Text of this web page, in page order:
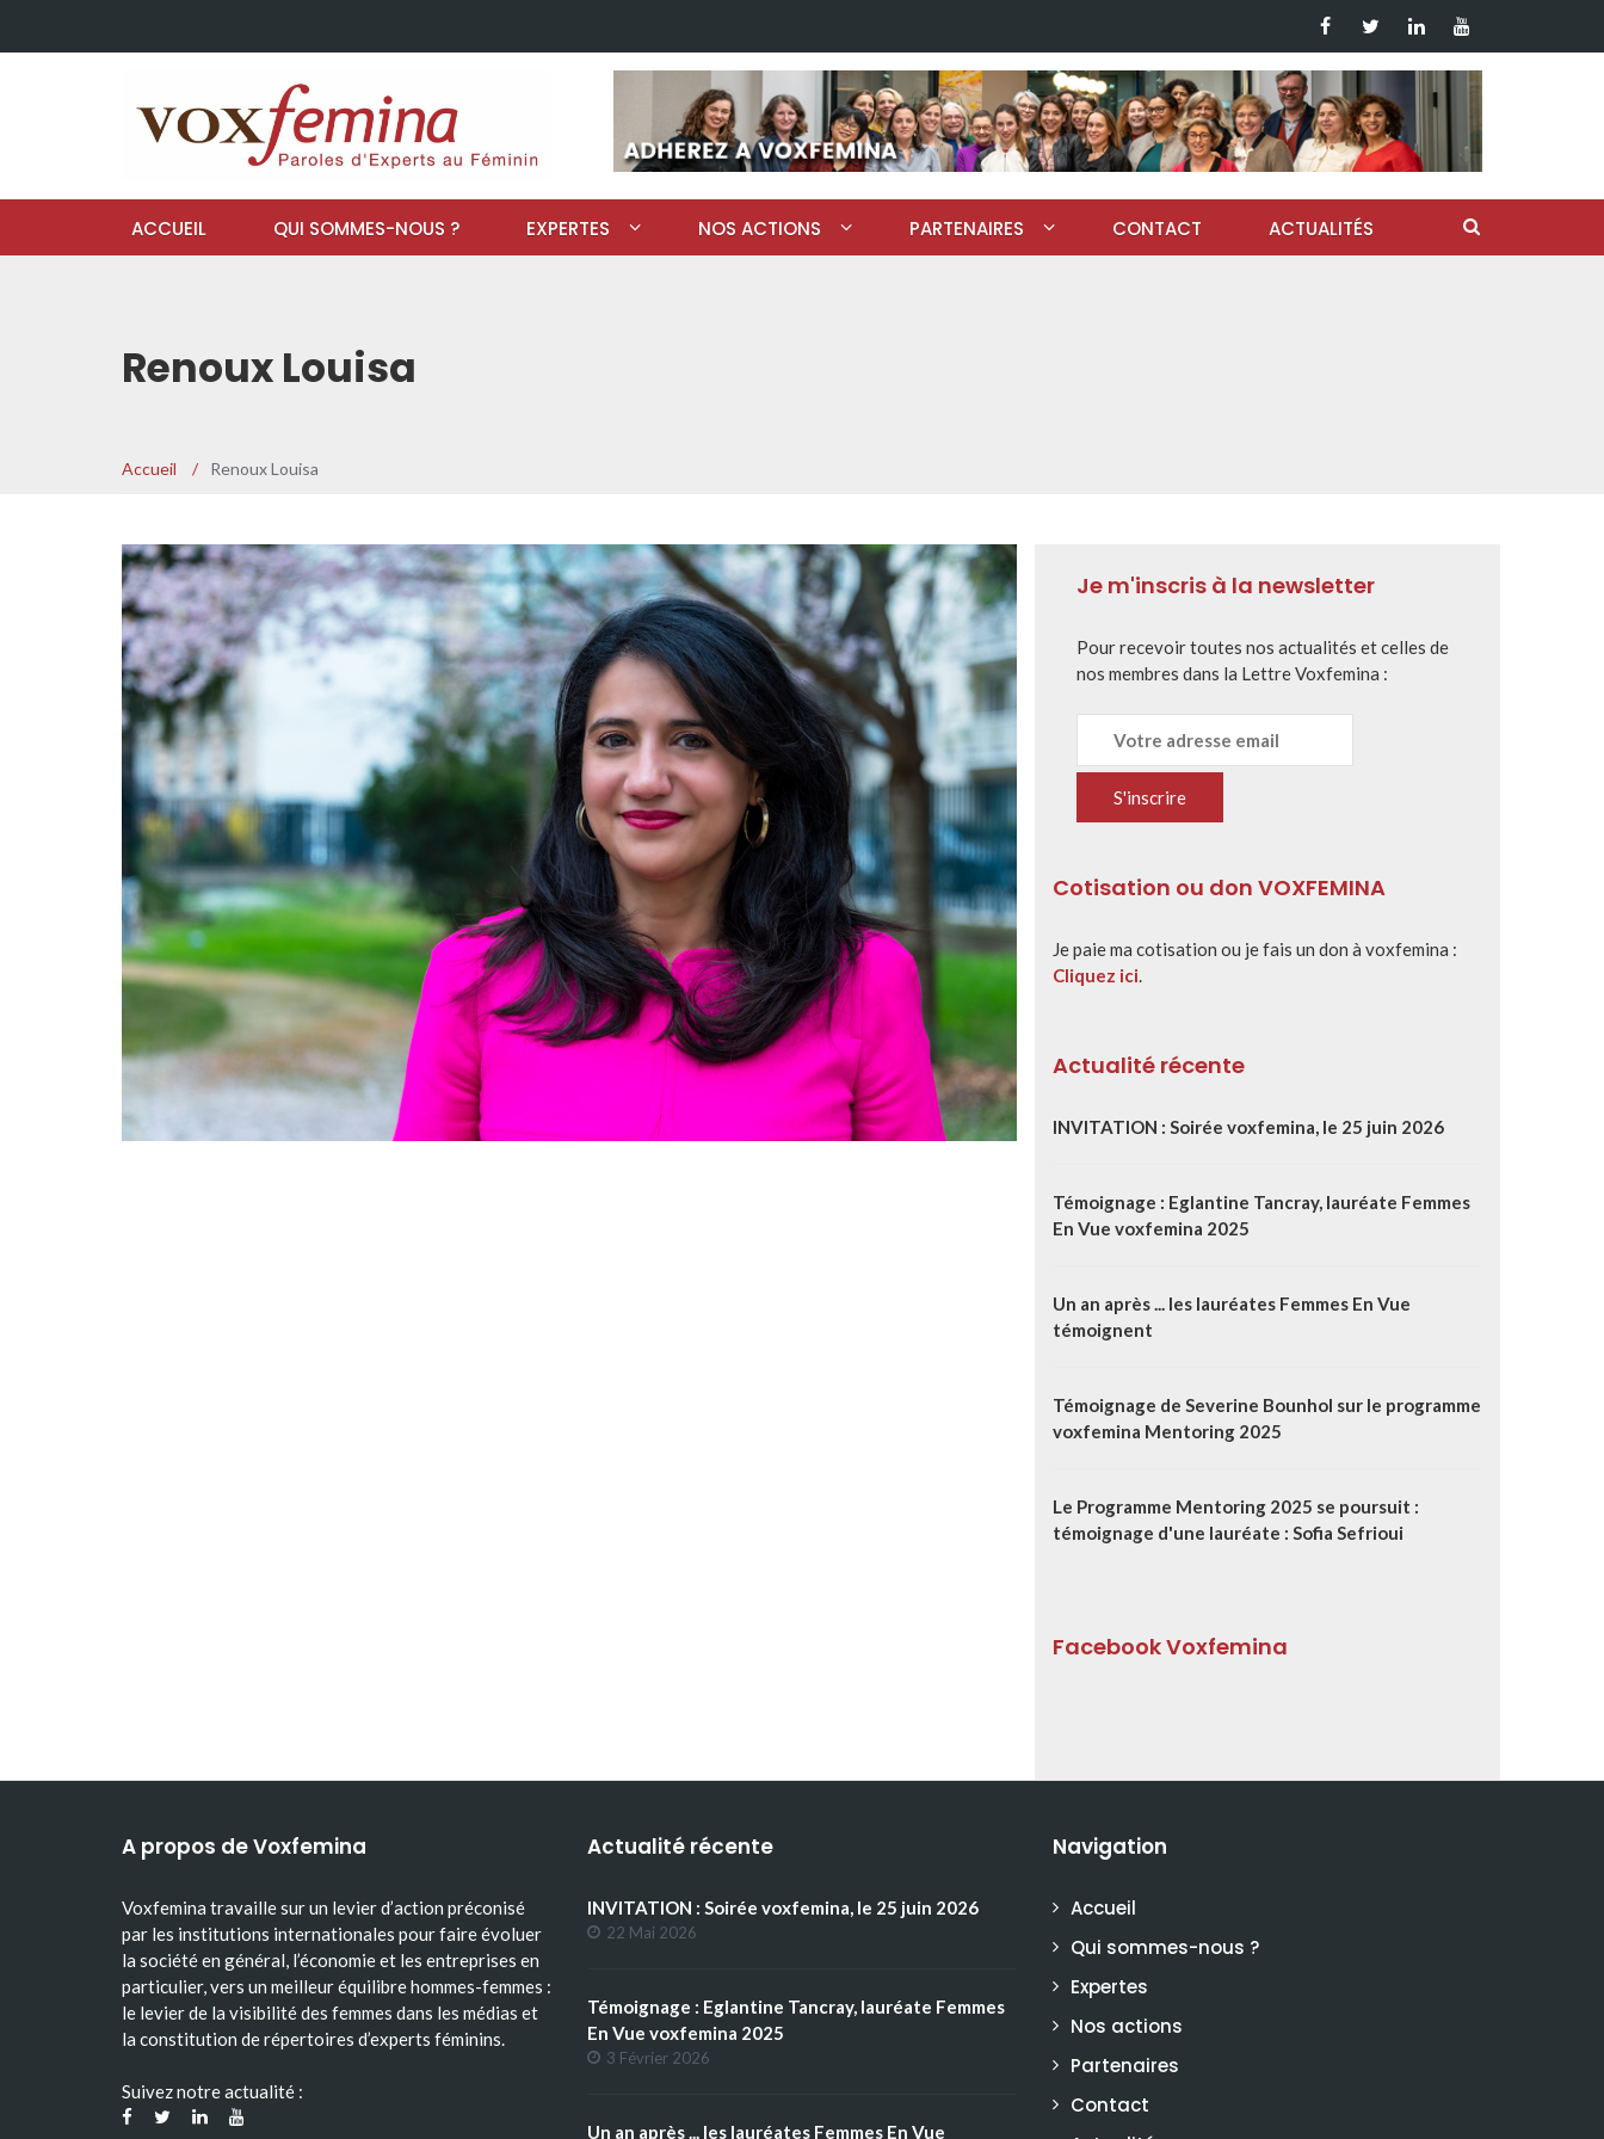
ACCUEIL QUI SOMMES-NOUS ? EXPERTES NOS ACTIONS PARTENAIRES CONTACT ACTUALITÉS
Renoux Louisa
Accueil / Renoux Louisa
Je m'inscris à la newsletter
Pour recevoir toutes nos actualités et celles de
nos membres dans la Lettre Voxfemina :
Cotisation ou don VOXFEMINA
Je paie ma cotisation ou je fais un don à voxfemina :
Cliquez ici.
Actualité récente
INVITATION : Soirée voxfemina, le 25 juin 2026
Témoignage : Eglantine Tancray, lauréate Femmes
En Vue voxfemina 2025
Un an après ... les lauréates Femmes En Vue
témoignent
Témoignage de Severine Bounhol sur le programme
voxfemina Mentoring 2025
Le Programme Mentoring 2025 se poursuit :
témoignage d'une lauréate : Sofia Sefrioui
Facebook Voxfemina
A propos de Voxfemina
Voxfemina travaille sur un levier d’action préconisé
par les institutions internationales pour faire évoluer
la société en général, l’économie et les entreprises en
particulier, vers un meilleur équilibre hommes-femmes :
le levier de la visibilité des femmes dans les médias et
la constitution de répertoires d’experts féminins.
Suivez notre actualité :
Actualité récente
INVITATION : Soirée voxfemina, le 25 juin 2026
22 Mai 2026
Témoignage : Eglantine Tancray, lauréate Femmes
En Vue voxfemina 2025
3 Février 2026
Un an après ... les lauréates Femmes En Vue
Navigation
Accueil
Qui sommes-nous ?
Expertes
Nos actions
Partenaires
Contact